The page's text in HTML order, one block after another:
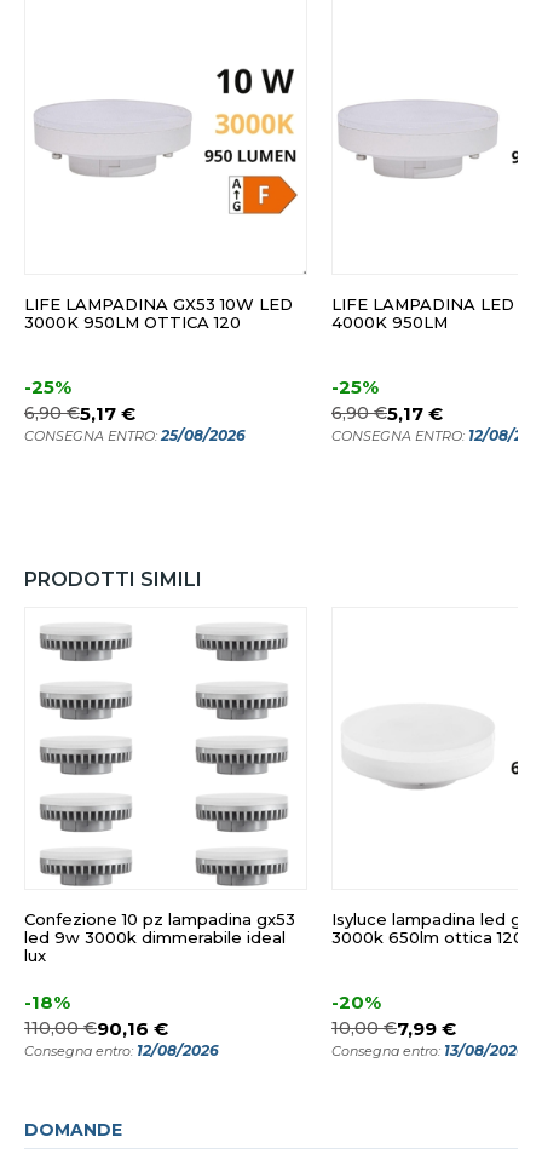
LIFE LAMPADINA GX53 10W LED
3000K 950LM OTTICA 120
-25%
6,90 €5,17 €
CONSEGNA ENTRO:25/08/2026
LIFE LAMPADINA LED
4000K 950LM
-25%
6,90 €5,17 €
CONSEGNA ENTRO: 12/08/
PRODOTTI SIMILI
Confezione 10 pz lampadina gx53
led 9w 3000k dimmerabile ideal
lux
-18%
110,00 €90,16 €
Consegna entro: 12/08/2026
Isyluce lampadina led
3000k 650lm ottica 120
-20%
10,00 €7,99 €
Consegna entro: 13/08/2026
DOMANDE